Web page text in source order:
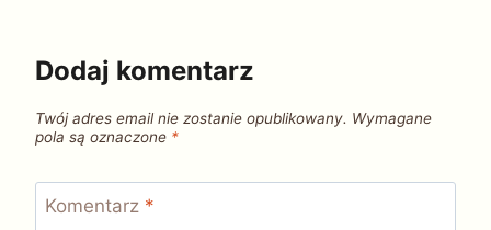
Dodaj komentarz
Twój adres email nie zostanie opublikowany. Wymagane
pola są oznaczone *
Komentarz *